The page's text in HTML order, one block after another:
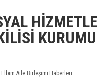
Elbim Aile Birleşimi Haberleri